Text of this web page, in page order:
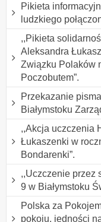
Pikieta
ludzkiego
,,Pikieta
Aleksandra
Związku Polaków
Poczobutem”.
Przekazanie
Białymstoku
,,Akcja uczczenia
Łukaszenki w
Bondarenki”.
,,Uczczenie przez
9 w Białymstoku
Polska za
pokoju, jedności